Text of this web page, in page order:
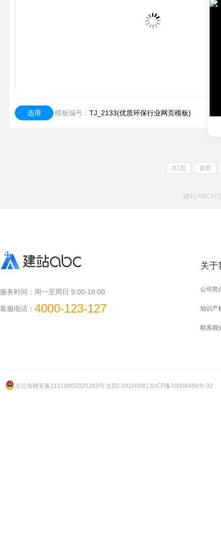
选用 模板编号： TJ_2133(优质环保行业网页模板)
共1页 首页
建站ABC对
服务时间： 周一至周日 9:00-18:00
客服电话： 4000-123-127
关于
公司简
知识产
联系我
京公海网安备11010802020283号 京B2-20160081京ICP备10008488号-32